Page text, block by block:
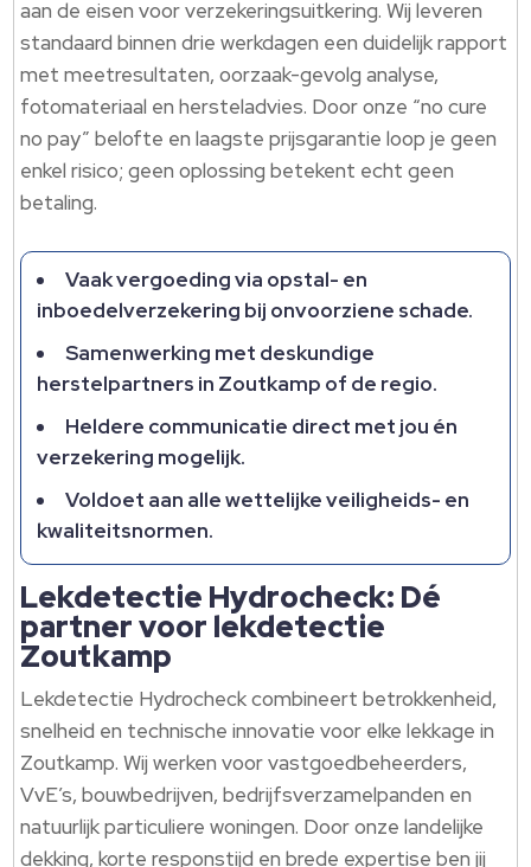
aan de eisen voor verzekeringsuitkering. Wij leveren
standaard binnen drie werkdagen een duidelijk rapport
met meetresultaten, oorzaak-gevolg analyse,
fotomateriaal en hersteladvies. Door onze “no cure
no pay” belofte en laagste prijsgarantie loop je geen
enkel risico; geen oplossing betekent echt geen
betaling.
Vaak vergoeding via opstal- en
inboedelverzekering bij onvoorziene schade.
Samenwerking met deskundige
herstelpartners in Zoutkamp of de regio.
Heldere communicatie direct met jou én
verzekering mogelijk.
Voldoet aan alle wettelijke veiligheids- en
kwaliteitsnormen.
Lekdetectie Hydrocheck: Dé
partner voor lekdetectie
Zoutkamp
Lekdetectie Hydrocheck combineert betrokkenheid,
snelheid en technische innovatie voor elke lekkage in
Zoutkamp. Wij werken voor vastgoedbeheerders,
VvE’s, bouwbedrijven, bedrijfsverzamelpanden en
natuurlijk particuliere woningen. Door onze landelijke
dekking, korte responstijd en brede expertise ben jij